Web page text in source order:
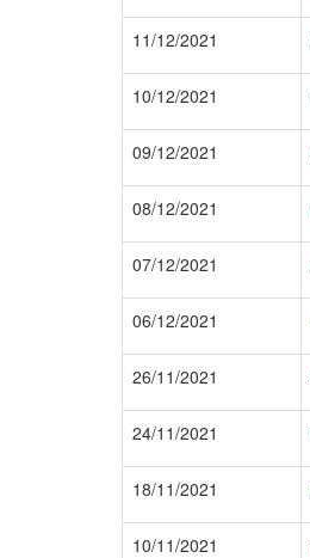
11/12/2021
10/12/2021
09/12/2021
08/12/2021
07/12/2021
06/12/2021
26/11/2021
24/11/2021
18/11/2021
10/11/2021